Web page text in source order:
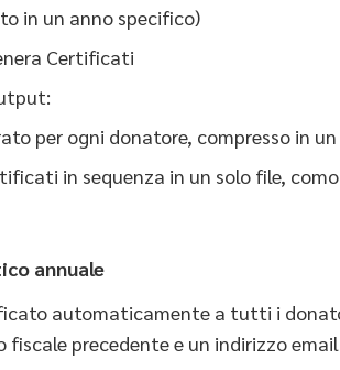
in un anno specifico)
Certificati
per ogni donatore, compresso in
in sequenza in un solo file,
annuale
automaticamente a tutti i
fiscale precedente e un indirizzo